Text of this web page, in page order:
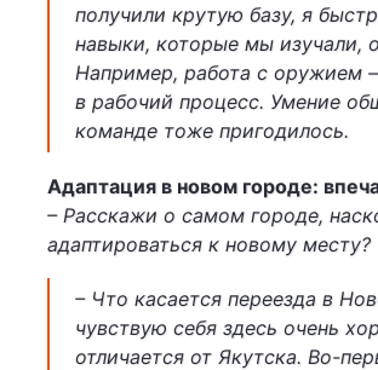
получили крутую базу, я
навыки, которые мы изучали,
Например, работа с оружием
в рабочий процесс. Умение
команде тоже пригодилось.
Адаптация в новом городе:
– Расскажи о самом городе,
адаптироваться к новому месту?
– Что касается переезда в
чувствую себя здесь очень
отличается от Якутска. Во-